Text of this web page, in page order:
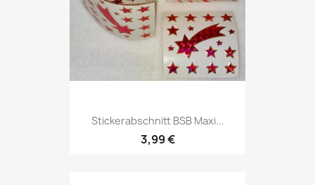
Stickerabschnitt BSB Maxi...
3,99 €